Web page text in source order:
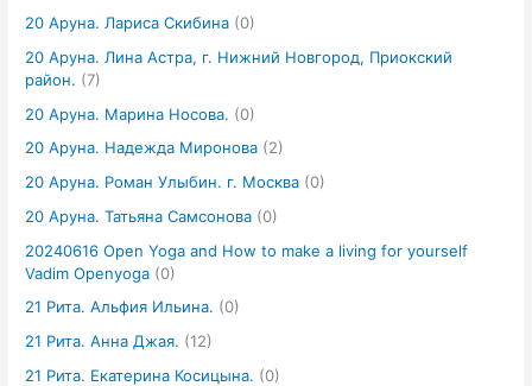
20 Аруна. Лариса Скибина (0)
20 Аруна. Лина Астра, г. Нижний Новгород, Приокский
район. (7)
20 Аруна. Марина Носова. (0)
20 Аруна. Надежда Миронова (2)
20 Аруна. Роман Улыбин. г. Москва (0)
20 Аруна. Татьяна Самсонова (0)
20240616 Open Yoga and How to make a living for yourself
Vadim Openyoga (0)
21 Рита. Альфия Ильина. (0)
21 Рита. Анна Джая. (12)
21 Рита. Екатерина Косицына. (0)